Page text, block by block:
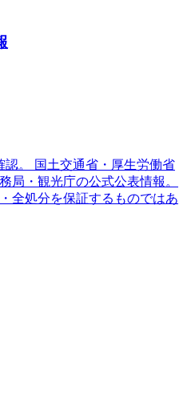
認。 国土交通省・厚生労働省
局・観光庁の公式公表情報。
全処分を保証するものではあ